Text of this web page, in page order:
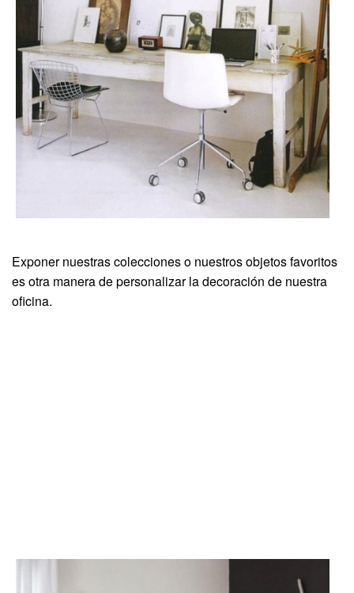
Exponer nuestras colecciones o nuestros objetos favoritos
es otra manera de personalizar la decoración de nuestra
oficina.